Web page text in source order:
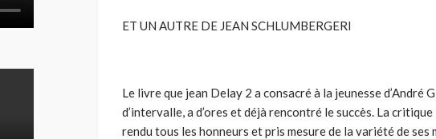
ET UN AUTRE DE JEAN SCHLUMBERGERI
Le livre que jean Delay 2 a consacré à la jeunesse d’André
d’intervalle, a d’ores et déjà rencontré le succès. La
rendu tous les honneurs et pris mesure de la variété de ses